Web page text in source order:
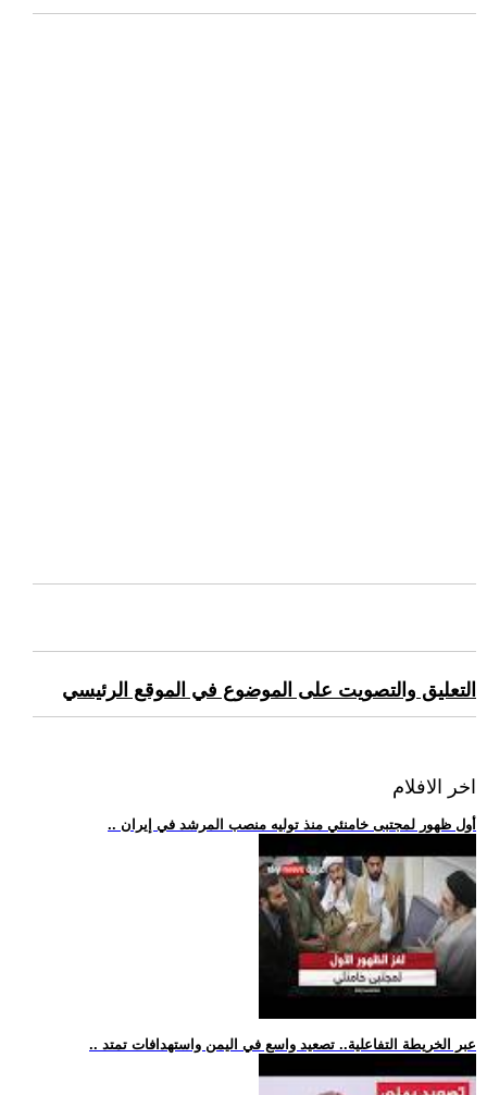
التعليق والتصويت على الموضوع في الموقع الرئيسي
اخر الافلام
.. أول ظهور لمجتبى خامنئي منذ توليه منصب المرشد في إيران
.. عبر الخريطة التفاعلية.. تصعيد واسع في اليمن واستهدافات تمتد